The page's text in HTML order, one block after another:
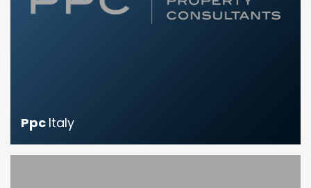
Ppc Italy